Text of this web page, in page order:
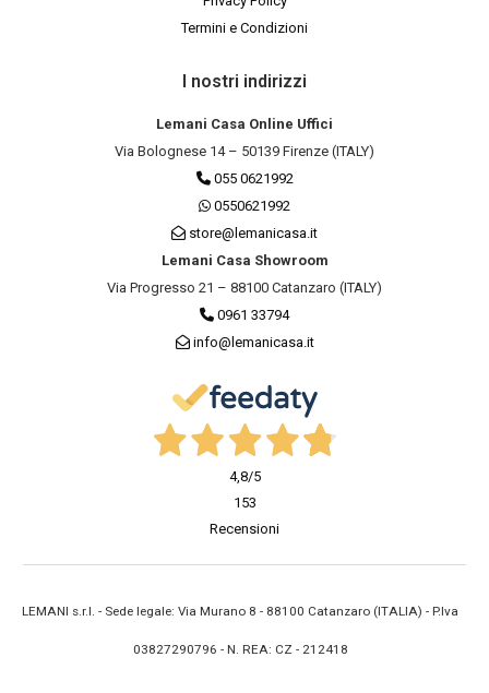
Termini e Condizioni
I nostri indirizzi
Lemani Casa Online Uffici
Via Bolognese 14 – 50139 Firenze (ITALY)
055 0621992
0550621992
store@lemanicasa.it
Lemani Casa Showroom
Via Progresso 21 – 88100 Catanzaro (ITALY)
0961 33794
info@lemanicasa.it
4,8/5
153
Recensioni
LEMANI s.r.l. - Sede legale: Via Murano 8 - 88100 Catanzaro (ITALIA) - P.Iva
03827290796 - N. REA: CZ - 212418